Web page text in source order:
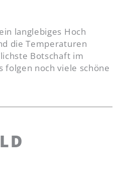
langlebiges Hoch
die Temperaturen
Botschaft im
folgen noch viele schöne